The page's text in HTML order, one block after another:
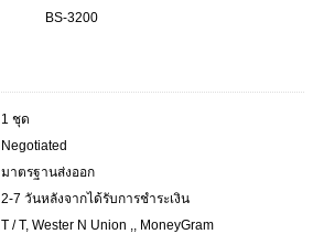
BS-3200
1 ชุด
Negotiated
มาตรฐานส่งออก
2-7 วันหลังจากได้รับการชำระเงิน
T / T, Wester N Union ,, MoneyGram